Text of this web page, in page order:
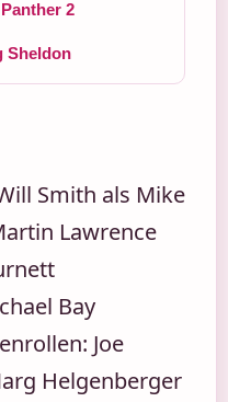
2
Sheldon
Smith als Mike
Lawrence
Bay
Joe
Helgenberger